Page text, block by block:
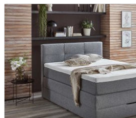
Markenwelt
Letz-
Deals